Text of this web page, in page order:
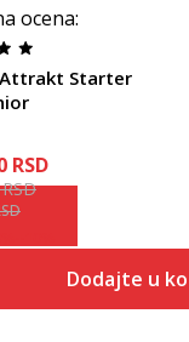
ocena:
Attrakt Starter
RSD
RSD
Dodajte u